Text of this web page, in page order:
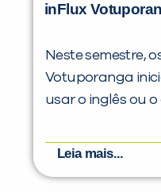
inFlux
Neste semestre,
Votuporanga
usar o inglês ou
Leia mais...